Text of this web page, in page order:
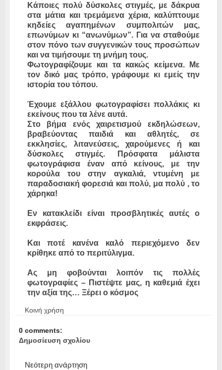
Κάποιες πολύ δύσκολες στιγμές, με δάκρυα
στα μάτια και τρεμάμενα χέρια, καλύπτουμε
κηδείες αγαπημένων συμπολιτών μας,
επωνύμων κι “ανωνύμων”. Για να σταθούμε
στον πόνο των συγγενικών τους προσώπων
και να τιμήσουμε τη μνήμη τους.
Φωτογραφίζουμε και τα κακώς κείμενα. Με
τον δικό μας τρόπο, γράφουμε κι εμείς την
ιστορία του τόπου.
Έχουμε εξάλλου φωτογραφίσει πολλάκις κι
εκείνους που τα λένε αυτά.
Στο βήμα ενός χαιρετισμού εκδηλώσεων,
βραβεύοντας παιδιά και αθλητές, σε
εκκλησίες, λιτανεύσεις, χαρούμενες ή και
δύσκολες στιγμές. Πρόσφατα μάλιστα
φωτογράφισα έναν από κείνους, με την
κορούλα του στην αγκαλιά, ντυμένη με
παραδοσιακή φορεσιά και πολύ, μα πολύ , το
χάρηκα!
Εν κατακλείδι είναι προσβλητικές αυτές ο
εκφράσεις.
Και ποτέ κανένα καλό περιεχόμενο δεν
κρίθηκε από το περιτύλιγμα.
Ας μη φοβούνται λοιπόν τις πολλές
φωτογραφίες – Πιστέψτε μας, η καθεμιά έχει
την αξία της… Ξέρει ο κόσμος
Κοινή χρήση
0 comments:
Δημοσίευση σχολίου
Νεότερη ανάρτηση